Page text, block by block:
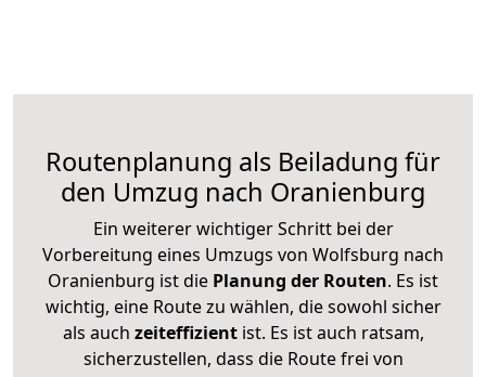
Routenplanung als Beiladung für
den Umzug nach Oranienburg
Ein weiterer wichtiger Schritt bei der
Vorbereitung eines Umzugs von Wolfsburg nach
Oranienburg ist die Planung der Routen. Es ist
wichtig, eine Route zu wählen, die sowohl sicher
als auch zeiteffizientist. Es ist auch ratsam,
sicherzustellen, dass die Route frei von